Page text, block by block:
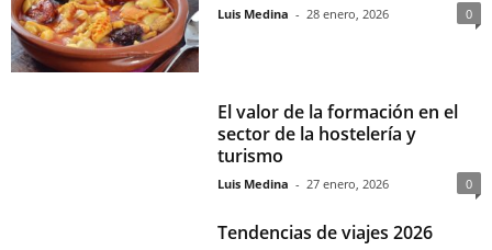
Luis Medina - 28 enero, 2026 0
El valor de la formación en el
sector de la hostelería y
turismo
Luis Medina - 27 enero, 2026 0
Tendencias de viajes 2026